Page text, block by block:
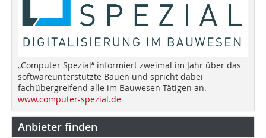
„Computer Spezial“ informiert zweimal im Jahr über das
softwareunterstützte Bauen und spricht dabei
fachübergreifend alle im Bauwesen Tätigen an.
www.computer-spezial.de
Anbieter finden